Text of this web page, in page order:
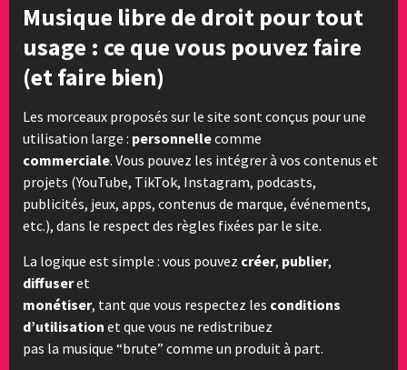
Musique libre de droit pour tout
usage : ce que vous pouvez faire
(et faire bien)
Les morceaux proposés sur le site sont conçus pour une
utilisation large : personnellecomme
commerciale. Vous pouvez les intégrer à vos contenus et
projets (YouTube, TikTok, Instagram, podcasts,
publicités, jeux, apps, contenus de marque, événements,
etc.), dans le respect des règles fixées par le site.
La logique est simple : vous pouvez créer, publier,
diffuseret
monétiser, tant que vous respectez les conditions
d’utilisation et que vous ne redistribuez
pas la musique “brute” comme un produit à part.